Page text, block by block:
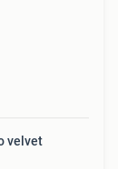
velvet